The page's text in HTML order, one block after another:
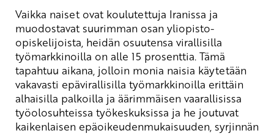
Vaikka naiset ovat koulutettuja Iranissa ja
muodostavat suurimman osan yliopisto-
opiskelijoista, heidän osuutensa virallisilla
työmarkkinoilla on alle 15 prosenttia. Tämä
tapahtuu aikana, jolloin monia naisia käytetään
vakavasti epävirallisilla työmarkkinoilla erittäin
alhaisilla palkoilla ja äärimmäisen vaarallisissa
työolosuhteissa työkeskuksissa ja he joutuvat
kaikenlaisen epäoikeudenmukaisuuden, syrjinnän